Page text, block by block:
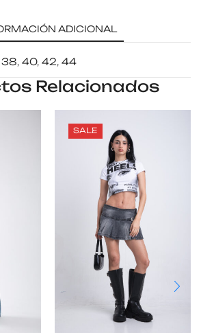
ADICIONAL
38, 40, 42, 44
Relacionados
SALE